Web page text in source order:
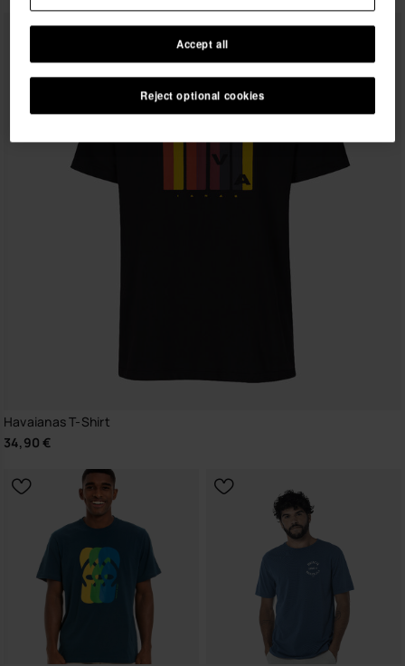
Havaianas T-Shirt
34,90 €
Reject optional cookies
Accept all